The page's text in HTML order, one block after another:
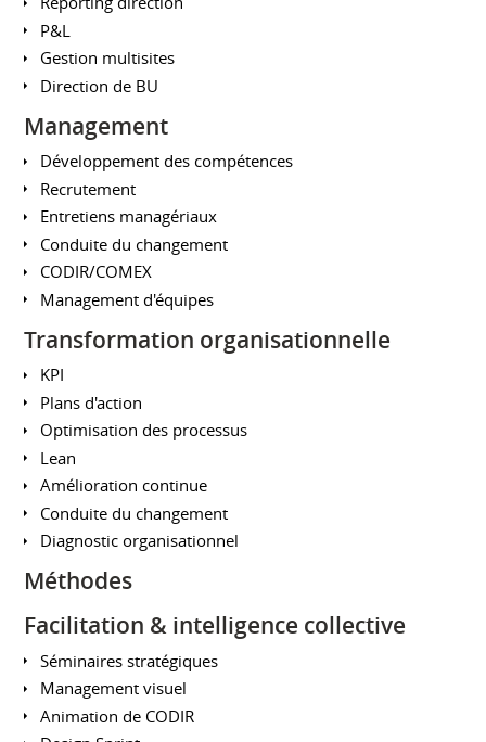
P&L
Gestion multisites
Direction de BU
Management
Développement des compétences
Recrutement
Entretiens managériaux
Conduite du changement
CODIR/COMEX
Management d'équipes
Transformation organisationnelle
KPI
Plans d'action
Optimisation des processus
Lean
Amélioration continue
Conduite du changement
Diagnostic organisationnel
Méthodes
Facilitation & intelligence collective
Séminaires stratégiques
Management visuel
Animation de CODIR